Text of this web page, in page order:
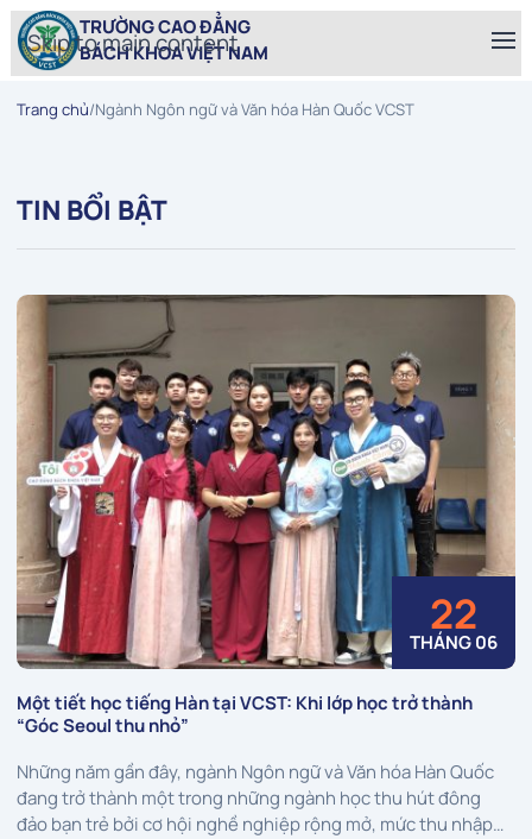
Skip to main content
TRƯỜNG CAO ĐẲNG
BÁCH KHOA VIỆT NAM
Trang chủ/Ngành Ngôn ngữ và Văn hóa Hàn Quốc VCST
TIN BỔI BẬT
22
THÁNG 06
Một tiết học tiếng Hàn tại VCST: Khi lớp học trở thành
“Góc Seoul thu nhỏ”
Những năm gần đây, ngành Ngôn ngữ và Văn hóa Hàn Quốc
đang trở thành một trong những ngành học thu hút đông
đảo bạn trẻ bởi cơ hội nghề nghiệp rộng mở, mức thu nhập